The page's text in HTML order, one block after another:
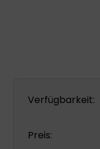
Verfügbarkeit:
Preis: